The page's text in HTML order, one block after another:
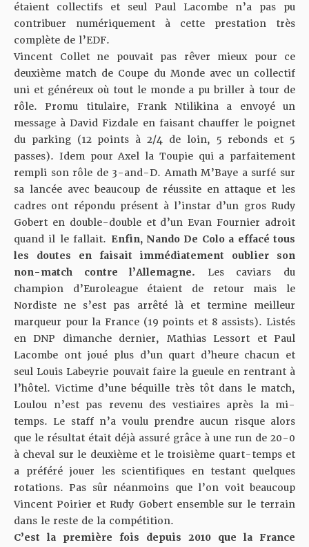
étaient collectifs et seul Paul Lacombe n’a pas pu
contribuer numériquement à cette prestation très
complète de l’EDF.
Vincent Collet ne pouvait pas rêver mieux pour ce
deuxième match de Coupe du Monde avec un collectif
uni et généreux où tout le monde a pu briller à tour de
rôle. Promu titulaire, Frank Ntilikina a envoyé un
message à David Fizdale en faisant chauffer le poignet
du parking (12 points à 2/4 de loin, 5 rebonds et 5
passes). Idem pour Axel la Toupie qui a parfaitement
rempli son rôle de 3-and-D. Amath M’Baye a surfé sur
sa lancée avec beaucoup de réussite en attaque et les
cadres ont répondu présent à l’instar d’un gros Rudy
Gobert en double-double et d’un Evan Fournier adroit
quand il le fallait. Enfin, Nando De Colo a effacé tous
les doutes en faisait immédiatement oublier son
non-match contre l’Allemagne. Les caviars du
champion d’Euroleague étaient de retour mais le
Nordiste ne s’est pas arrêté là et termine meilleur
marqueur pour la France (19 points et 8 assists). Listés
en DNP dimanche dernier, Mathias Lessort et Paul
Lacombe ont joué plus d’un quart d’heure chacun et
seul Louis Labeyrie pouvait faire la gueule en rentrant à
l’hôtel. Victime d’une béquille très tôt dans le match,
Loulou n’est pas revenu des vestiaires après la mi-
temps. Le staff n’a voulu prendre aucun risque alors
que le résultat était déjà assuré grâce à une run de 20-0
à cheval sur le deuxième et le troisième quart-temps et
a préféré jouer les scientifiques en testant quelques
rotations. Pas sûr néanmoins que l’on voit beaucoup
Vincent Poirier et Rudy Gobert ensemble sur le terrain
dans le reste de la compétition.
C’est la première fois depuis 2010 que la France